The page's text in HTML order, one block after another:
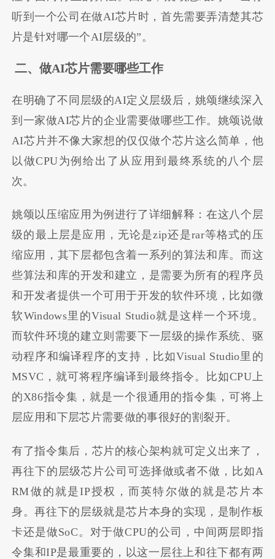
听到一个公司在做AI芯片时，首先需要弄清楚其芯
片是针对哪一个AI层级的”。
二、做AI芯片需要哪些工作
在明确了不同层级的AI定义层级后，姚颂继续深入
到一家做AI芯片的企业需要做哪些工作。姚颂说做
AI芯片并不像大家想的仅仅做个芯片这么简单，他
以做CPU为例给出了从应用到最终系统的八个层
次。
姚颂以压缩应用为例进行了详细解释：在这八个层
级的最上层是应用，无论是zip还是rar等格式的压
缩应用，其下层都包含着一系列的算法和库。而这
些算法和库的开发和建立，是需要为所有的程序员
和开发者提供一个可用于开发的软件环境，比如微
软Windows里的Visual Studio就是这样一个环境。
而软件环境的建立则需要下一层级的操作系统、驱
动程序和编译程序的支持，比如Visual Studio里的
MSVC，就可将程序编译到最终指令。比如CPU上
的X86指令集，就是一个很通用的指令集，可将上
层应用和下层芯片需要做的事很好的割裂开。
有了指令集后，芯片的核心架构就可定义出来了，
再往下的层级芯片公司可选择做或者不做，比如A
RM做的就是IP授权，而英特尔做的就是芯片本
身。再往下的层级就是芯片本身的实现，是制作板
卡还是做SoC。对于做CPU的公司，中间两层即指
令集和IP是最重要的，以这一层往上和往下都有两